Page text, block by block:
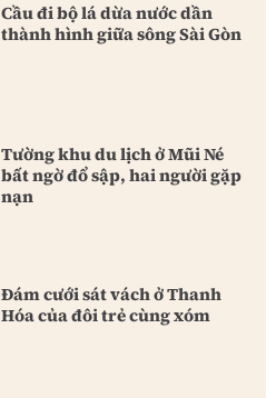
Cầu đi bộ lá dừa nước dần
thành hình giữa sông Sài Gòn
Tường khu du lịch ở Mũi Né
bất ngờ đổ sập, hai người gặp
nạn
Đám cưới sát vách ở Thanh
Hóa của đôi trẻ cùng xóm